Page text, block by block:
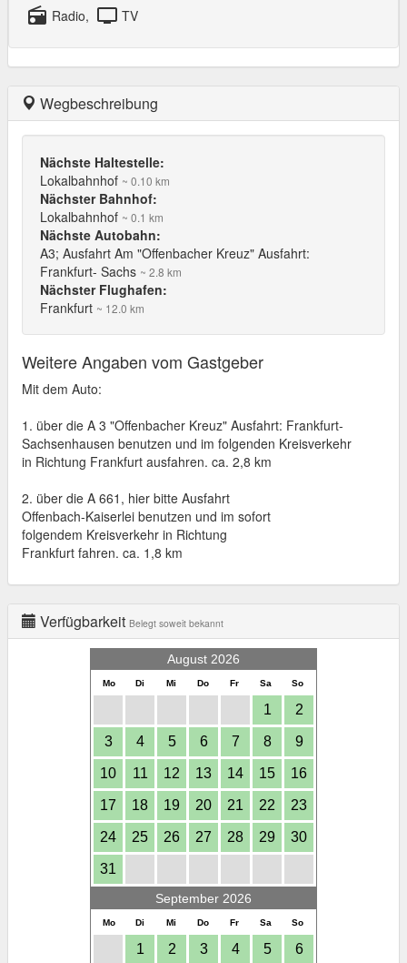
radio Radio, tv TV
Wegbeschreibung
Nächste Haltestelle:
Lokalbahnhof ~ 0.10 km
Nächster Bahnhof:
Lokalbahnhof ~ 0.1 km
Nächste Autobahn:
A3; Ausfahrt Am "Offenbacher Kreuz" Ausfahrt:
Frankfurt- Sachs ~ 2.8 km
Nächster Flughafen:
Frankfurt ~ 12.0 km
Weitere Angaben vom Gastgeber
Mit dem Auto:
1. über die A 3 "Offenbacher Kreuz" Ausfahrt: Frankfurt-
Sachsenhausen benutzen und im folgenden Kreisverkehr
in Richtung Frankfurt ausfahren. ca. 2,8 km
2. über die A 661, hier bitte Ausfahrt
Offenbach-Kaiserlei benutzen und im sofort
folgendem Kreisverkehr in Richtung
Frankfurt fahren. ca. 1,8 km
Verfügbarkeit Belegt soweit bekannt
August 2026
Mo Di Mi Do Fr Sa So
1 2
3 4 5 6 7 8 9
10 11 12 13 14 15 16
17 18 19 20 21 22 23
24 25 26 27 28 29 30
31
September 2026
Mo Di Mi Do Fr Sa So
1 2 3 4 5 6